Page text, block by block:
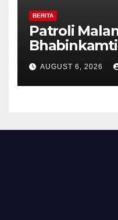
BERITA
Patroli
Pilar
Perkuat
Diajak
AUGUST 6, 2026